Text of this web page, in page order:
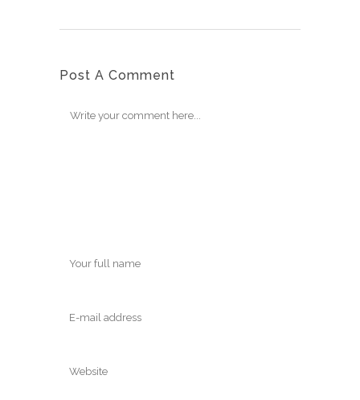
Post A Comment